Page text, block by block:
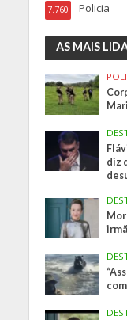
Policia
7.760
AS MAIS
diz